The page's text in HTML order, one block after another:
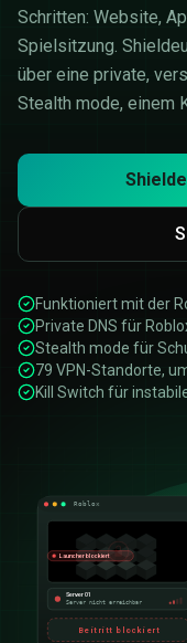
Schritten: Website,
Spielsitzung.
über eine private,
Stealth mode, einem
Funktioniert mit der
Private DNS für
Stealth mode für
79 VPN-Standorte,
Kill Switch für
Roblox
Server 01
Server nicht erreichbar
Launcher blockiert
Beitritt blockiert